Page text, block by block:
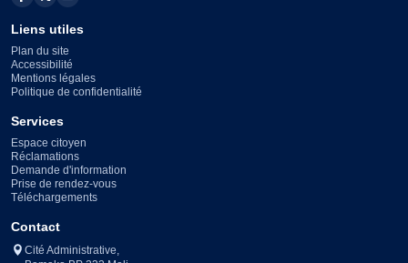
Liens utiles
Plan du site
Accessibilité
Mentions légales
Politique de confidentialité
Services
Espace citoyen
Réclamations
Demande d'information
Prise de rendez-vous
Téléchargements
Contact
Cité Administrative,